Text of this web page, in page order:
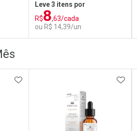
Leve 3 itens por
R$8,63/cada
ou R$ 14,39/un
Por Menos
ADICIONAR AOS FAVORITOS